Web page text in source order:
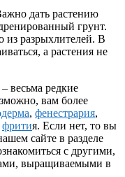
дать растению
грунт.
из разрыхлителей. В
а растения не
весьма редкие
вам более
, фенестрария,
фрития. Если нет, то вы
сайте в разделе
с другими,
выращиваемыми в